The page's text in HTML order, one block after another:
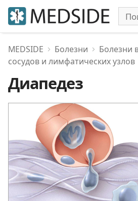
MEDSIDE Болезни
Болезни
сосудов и лимфатических узлов
Диапедез